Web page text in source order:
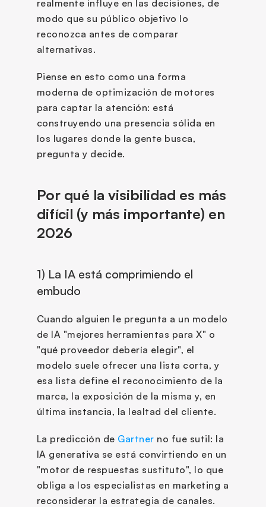
realmente influye en las decisiones, de
modo que su público objetivo lo
reconozca antes de comparar
alternativas.
Piense en esto como una forma
moderna de optimización de motores
para captar la atención: está
construyendo una presencia sólida en
los lugares donde la gente busca,
pregunta y decide.
Por qué la visibilidad es más
difícil (y más importante) en
2026
1) La IA está comprimiendo el
embudo
Cuando alguien le pregunta a un modelo
de IA "mejores herramientas para X" o
"qué proveedor debería elegir", el
modelo suele ofrecer una lista corta, y
esa lista define el reconocimiento de la
marca, la exposición de la misma y, en
última instancia, la lealtad del cliente.
La predicción de Gartner no fue sutil: la
IA generativa se está convirtiendo en un
"motor de respuestas sustituto", lo que
obliga a los especialistas en marketing a
reconsiderar la estrategia de canales.